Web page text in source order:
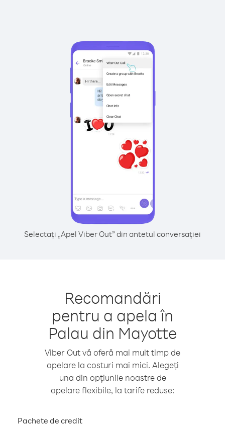
Selectați „Apel Viber Out” din antetul conversației
Recomandări
pentru a apela în
Palau din Mayotte
Viber Out vă oferă mai mult timp de
apelare la costuri mai mici. Alegeți
una din opțiunile noastre de
apelare flexibile, la tarife reduse:
Pachete de credit